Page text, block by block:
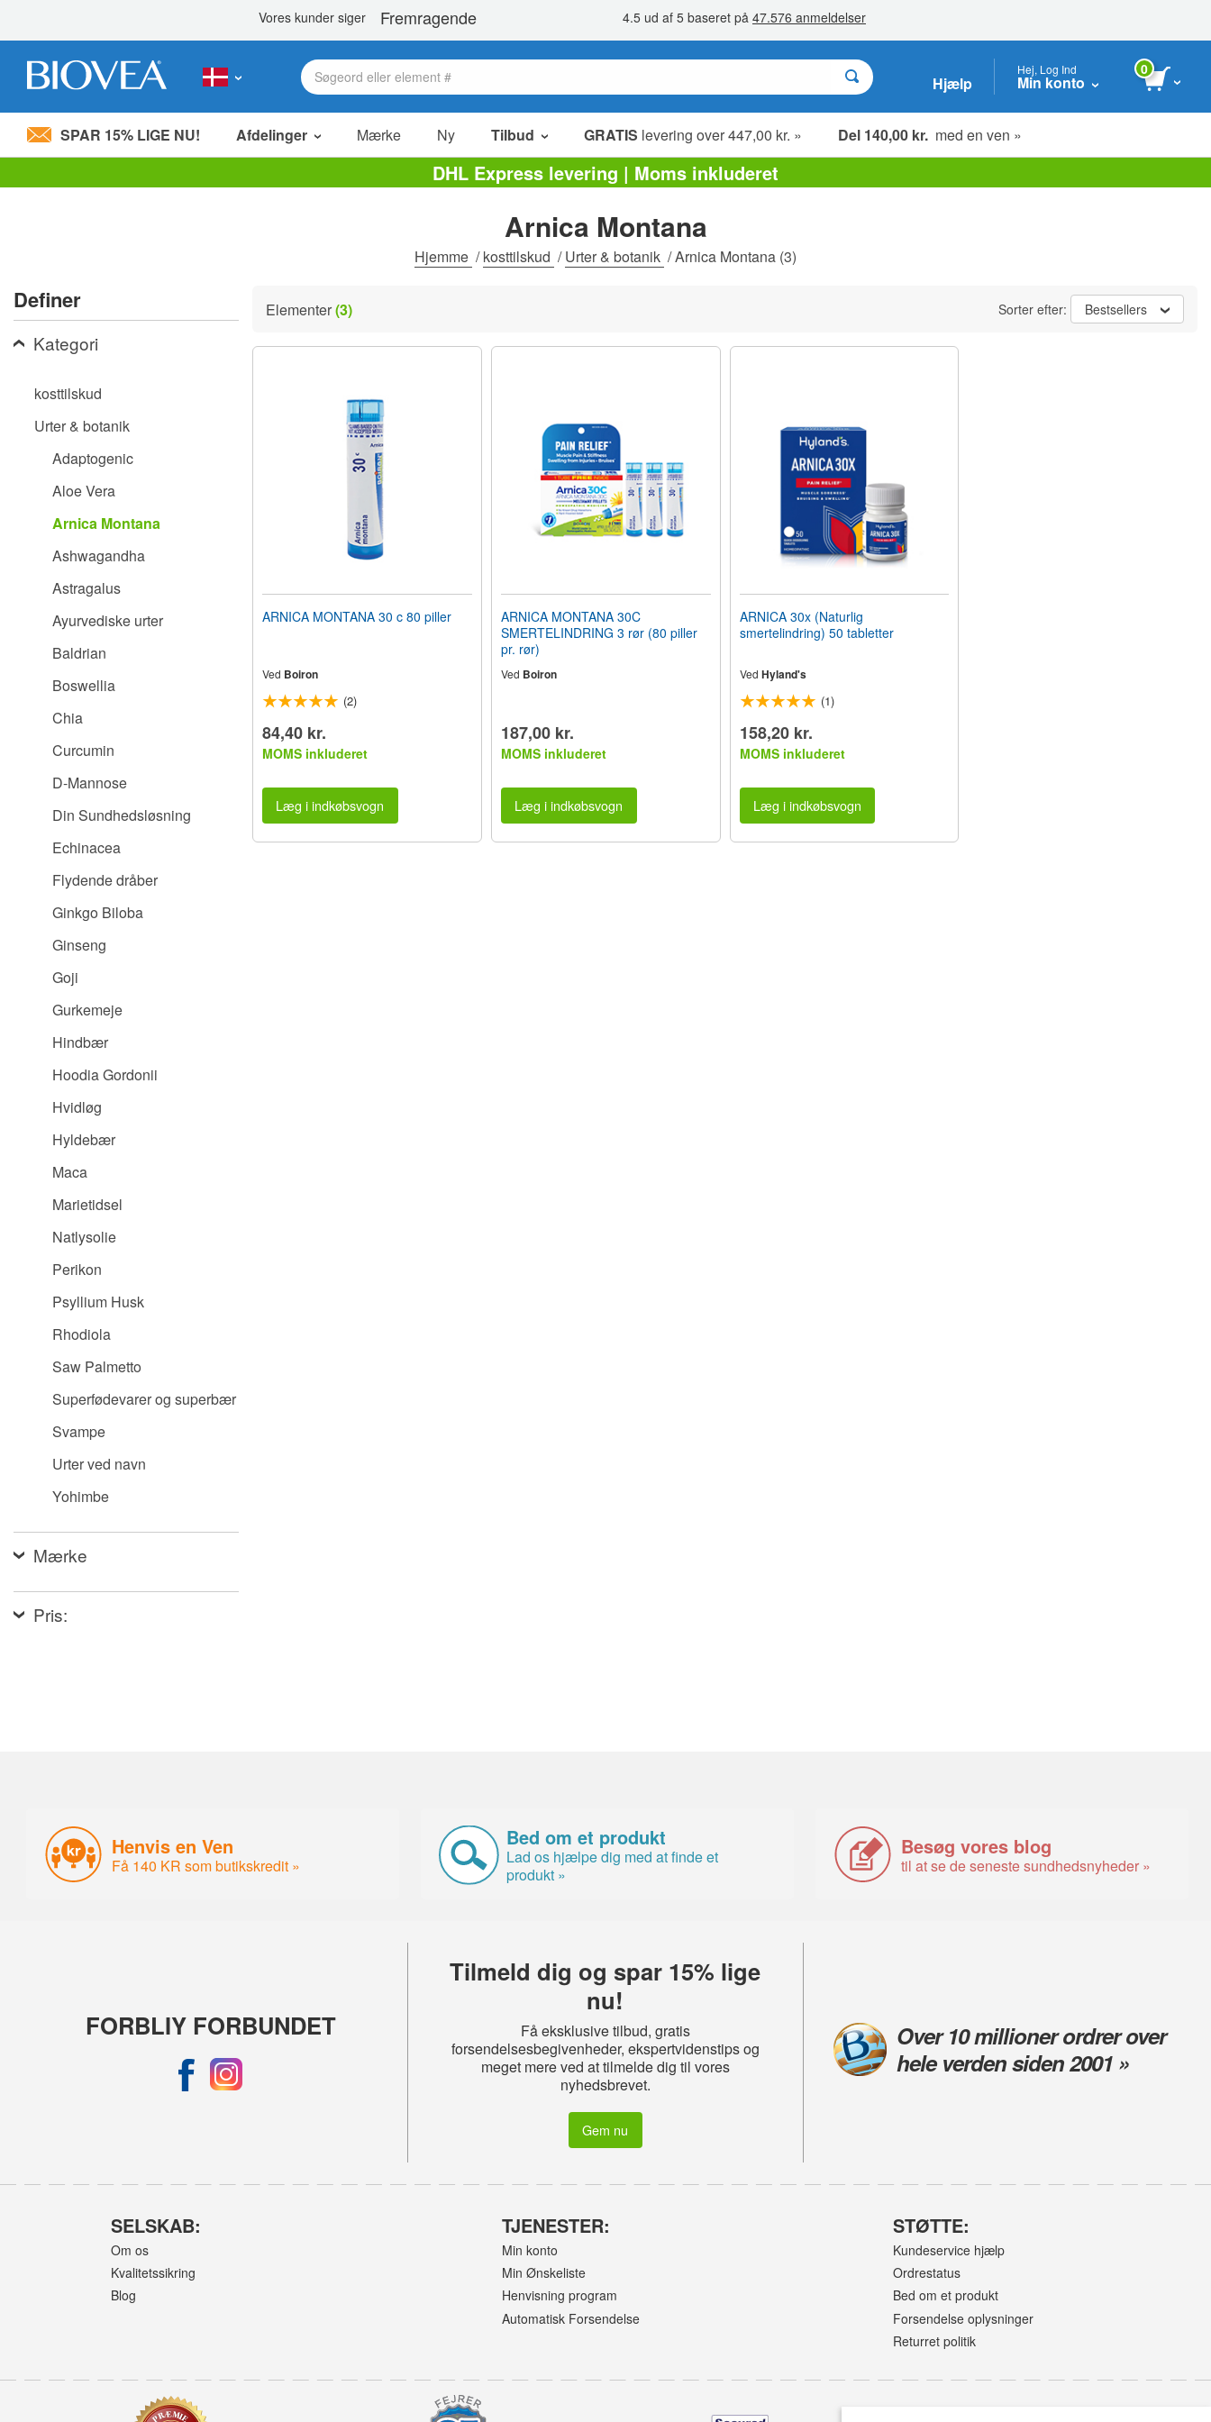
Bemærk:
Control-
for
hjemmesiden
synshandicappede,
skærmlæser;
Hjælp
Hej, Log Ind
Min konto
0
SPAR 15% LIGE NU! Afdelinger Mærke Ny Tilbud GRATIS levering over 447,00 kr. » Del 140,00 kr. med en ven »
Salg poster
Værdipakker
Ophørsudsalg
DHL Express levering | Moms inkluderet
Arnica Montana
Hjemme /kosttilskud /Urter & botanik /Arnica Montana (3)
Definer
Kategori
kosttilskud
Urter & botanik
Adaptogenic
Aloe Vera
Arnica Montana
Ashwagandha
Astragalus
Ayurvediske urter
Baldrian
Boswellia
Chia
Curcumin
D-Mannose
Din Sundhedsløsning
Echinacea
Flydende dråber
Ginkgo Biloba
Ginseng
Goji
Gurkemeje
Hindbær
Hoodia Gordonii
Hvidløg
Hyldebær
Maca
Marietidsel
Natlysolie
Perikon
Psyllium Husk
Rhodiola
Saw Palmetto
Superfødevarer og superbær
Svampe
Urter ved navn
Yohimbe
Mærke
Pris:
Elementer(3) Sorter efter: Bestsellers
ARNICA MONTANA 30 c 80 piller
Ved Boiron
(2)
84,40 kr.
MOMS inkluderet
Læg i indkøbsvogn
ARNICA MONTANA 30C
SMERTELINDRING 3 rør (80 piller
pr. rør)
Ved Boiron
187,00 kr.
MOMS inkluderet
Læg i indkøbsvogn
ARNICA 30x (Naturlig
smertelindring) 50 tabletter
Ved Hyland's
(1)
158,20 kr.
MOMS inkluderet
Læg i indkøbsvogn
Henvis en Ven
Få 140 KR som butikskredit »
Bed om et produkt
Lad os hjælpe dig med at finde et
produkt »
Besøg vores blog
til at se de seneste sundhedsnyheder »
FORBLIY FORBUNDET
Tilmeld dig og spar 15% lige
nu!
Få eksklusive tilbud, gratis
forsendelsesbegivenheder, ekspertvidenstips og
meget mere ved at tilmelde dig til vores
nyhedsbrevet.
Gem nu
Over 10 millioner ordrer over
hele verden siden 2001 »
SELSKAB:
Om os
Kvalitetssikring
Blog
TJENESTER:
Min konto
Min Ønskeliste
Henvisning program
Automatisk Forsendelse
STØTTE:
Kundeservice hjælp
Ordrestatus
Bed om et produkt
Forsendelse oplysninger
Returret politik